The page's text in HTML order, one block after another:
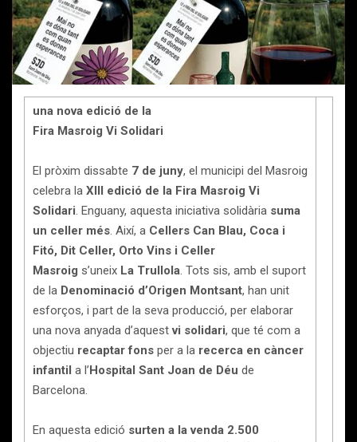
una nova edició de la
Fira Masroig Vi Solidari
El pròxim dissabte 7 de juny, el municipi del Masroig
celebra la XIII edició de la Fira Masroig Vi
Solidari. Enguany, aquesta iniciativa solidària suma
un celler més. Així, a Cellers Can Blau, Coca i
Fitó, Dit Celler, Orto Vins i Celler
Masroig s’uneix La Trullola. Tots sis, amb el suport
de la Denominació d’Origen Montsant, han unit
esforços, i part de la seva producció, per elaborar
una nova anyada d’aquestvi solidari, que té com a
objectiu recaptar fons per a la recerca en càncer
infantil a l’Hospital Sant Joan de Déu de
Barcelona.
En aquesta edició surten a la venda 2.500